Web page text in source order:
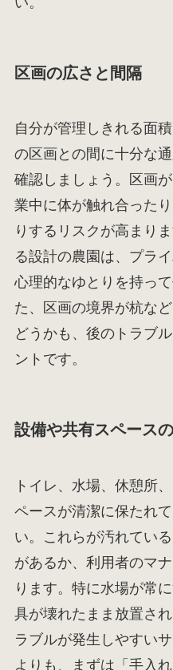
区画の広さと間隔
自分が管理しきれる面
の区画との間に十分な
確認しましょう。区画
業中に体が触れ合った
りするリスクが高まり
る設計の農園は、プラ
心理的なゆとりを持っ
た、区画の境界が杭な
どうかも、後のトラブ
ントです。
設備や共有スペース
トイレ、水場、休憩所
ペースが清潔に保たれ
い。これらが汚れてい
があるか、利用者のマ
ります。特に水場が常
具が壊れたまま放置さ
ラブルが発生しやすい
よりも、まずは「手入